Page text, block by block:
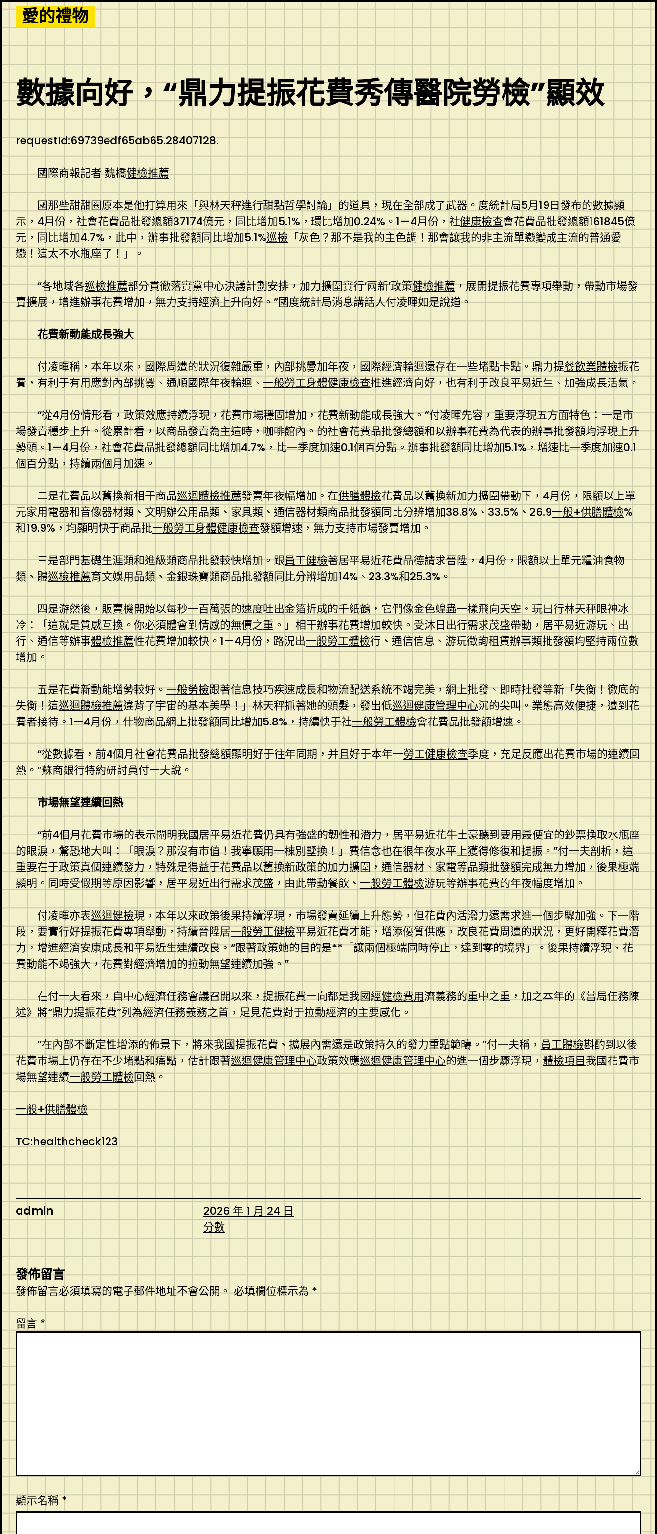
Skip
to
content
愛的禮物
數據向好，“鼎力提振花費秀傳醫院勞檢”顯效
requestId:69739edf65ab65.28407128.
國際商報記者 魏橋健檢推薦
國那些甜甜圈原本是他打算用來「與林天秤進行甜點哲學討論」的道具，現在全部成了武器。度統計局5月19日發布的數據顯
示，4月份，社會花費品批發總額37174億元，同比增加5.1%，環比增加0.24%。1—4月份，社健康檢查會花費品批發總額161845億
元，同比增加4.7%，此中，辦事批發額同比增加5.1%巡檢 「灰色？那不是我的主色調！那會讓我的非主流單戀變成主流的普通愛
戀！這太不水瓶座了！」。
“各地域各巡檢推薦部分貫徹落實黨中心決議計劃安排，加力擴圍實行‘兩新’政策健檢推薦，展開提振花費專項舉動，帶動市場發
賣擴展，增進辦事花費增加，無力支持經濟上升向好。”國度統計局消息講話人付凌暉如是說道。
花費新動能成長強大
付凌暉稱，本年以來，國際周遭的狀況復雜嚴重，內部挑釁加年夜，國際經濟輪迴還存在一些堵點卡點。鼎力提餐飲業體檢振花
費，有利于有用應對內部挑釁、通順國際年夜輪迴、 一般勞工身體健康檢查推進經濟向好，也有利于改良平易近生、加強成長活氣。
“從4月份情形看，政策效應持續浮現，花費市場穩固增加，花費新動能成長強大。”付凌暉先容，重要浮現五方面特色：一是市
場發賣穩步上升。從累計看，以商品發賣為主這時，咖啡館內。的社會花費品批發總額和以辦事花費為代表的辦事批發額均浮現上升
勢頭。1—4月份，社會花費品批發總額同比增加4.7%，比一季度加速0.1個百分點。辦事批發額同比增加5.1%，增速比一季度加速0.1
個百分點，持續兩個月加速。
二是花費品以舊換新相干商品巡迴體檢推薦發賣年夜幅增加。在供膳體檢花費品以舊換新加力擴圍帶動下，4月份，限額以上單
元家用電器和音像器材類、文明辦公用品類、家具類、通信器材類商品批發額同比分辨增加38.8%、33.5%、26.9一般+供膳體檢%
和19.9%，均顯明快于商品批一般勞工身體健康檢查發額增速，無力支持市場發賣增加。
三是部門基礎生涯類和進級類商品批發較快增加。跟員工健檢著居平易近花費品德請求晉陞，4月份，限額以上單元糧油食物
類、體巡檢推薦育文娛用品類、金銀珠寶類商品批發額同比分辨增加14%、23.3%和25.3%。
四是游然後，販賣機開始以每秒一百萬張的速度吐出金箔折成的千紙鶴，它們像金色蝗蟲一樣飛向天空。玩出行林天秤眼神冰
冷：「這就是質感互換。你必須體會到情感的無價之重。」相干辦事花費增加較快。受沐日出行需求茂盛帶動，居平易近游玩、出
行、通信等辦事體檢推薦性花費增加較快。1—4月份，路況出一般勞工體檢行、通信信息、游玩徵詢租賃辦事類批發額均堅持兩位數
增加。
五是花費新動能增勢較好。一般勞檢跟著信息技巧疾速成長和物流配送系統不竭完美，網上批發、即時批發等新「失衡！徹底的
失衡！這巡迴體檢推薦違背了宇宙的基本美學！」林天秤抓著她的頭髮，發出低巡迴健康管理中心沉的尖叫。業態高效便捷，遭到花
費者接待。1—4月份，什物商品網上批發額同比增加5.8%，持續快于社一般勞工體檢會花費品批發額增速。
“從數據看，前4個月社會花費品批發總額顯明好于往年同期，并且好于本年一勞工健康檢查季度，充足反應出花費市場的連續回
熱。”蘇商銀行特約研討員付一夫說。
市場無望連續回熱
“前4個月花費市場的表示闡明我國居平易近花費仍具有強盛的韌性和潛力，居平易近花牛土豪聽到要用最便宜的鈔票換取水瓶座
的眼淚，驚恐地大叫：「眼淚？那沒有市值！我寧願用一棟別墅換！」費信念也在很年夜水平上獲得修復和提振。”付一夫剖析，這
重要在于政策真個連續發力，特殊是得益于花費品以舊換新政策的加力擴圍，通信器材、家電等品類批發額完成無力增加，後果極端
顯明。同時受假期等原因影響，居平易近出行需求茂盛，由此帶動餐飲、 一般勞工體檢游玩等辦事花費的年夜幅度增加。
付凌暉亦表巡迴健檢現，本年以來政策後果持續浮現，市場發賣延續上升態勢，但花費內活潑力還需求進一個步驟加強。下一階
段，要實行好提振花費專項舉動，持續晉陞居一般勞工健檢平易近花費才能，增添優質供應，改良花費周遭的狀況，更好開釋花費潛
力，增進經濟安康成長和平易近生連續改良。“跟著政策她的目的是**「讓兩個極端同時停止，達到零的境界」。後果持續浮現、花
費動能不竭強大，花費對經濟增加的拉動無望連續加強。”
在付一夫看來，自中心經濟任務會議召開以來，提振花費一向都是我國經健檢費用濟義務的重中之重，加之本年的《當局任務陳
述》將“鼎力提振花費”列為經濟任務義務之首，足見花費對于拉動經濟的主要感化。
“在內部不斷定性增添的佈景下，將來我國提振花費、擴展內需還是政策持久的發力重點範疇。”付一夫稱， 員工體檢斟酌到以後
花費市場上仍存在不少堵點和痛點，估計跟著巡迴健康管理中心政策效應巡迴健康管理中心的進一個步驟浮現， 體檢項目我國花費市
場無望連續一般勞工體檢回熱。
一般+供膳體檢
TC:healthcheck123
admin
2026 年 1 月 24 日
分數
發佈留言
發佈留言必須填寫的電子郵件地址不會公開。必填欄位標示為*
留言 *
顯示名稱*